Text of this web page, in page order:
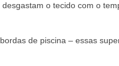
o tecido com o
de piscina – essas